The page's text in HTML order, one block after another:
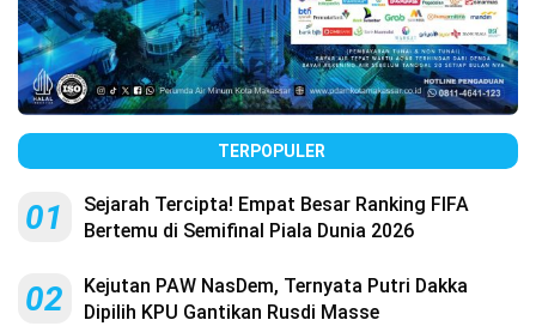
TERPOPULER
01
Sejarah Tercipta! Empat Besar Ranking FIFA
Bertemu di Semifinal Piala Dunia 2026
02
Kejutan PAW NasDem, Ternyata Putri Dakka
Dipilih KPU Gantikan Rusdi Masse